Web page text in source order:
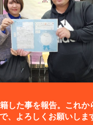
した事を報告。これか
、よろしくお願いしま